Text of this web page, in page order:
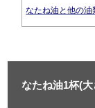
なたね油と他の
なたね油1杯(